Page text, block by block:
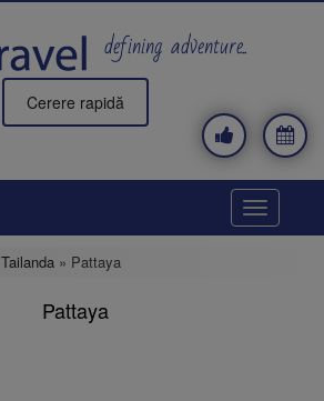
defining adventure..
Cerere rapidă
Toggle
Tailanda » Pattaya
Pattaya